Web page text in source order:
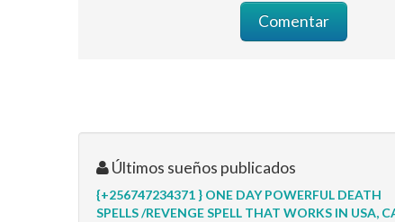
Últimos sueños publicados
{+256747234371 } ONE DAY POWERFUL DEATH
SPELLS /REVENGE SPELL THAT WORKS IN USA,